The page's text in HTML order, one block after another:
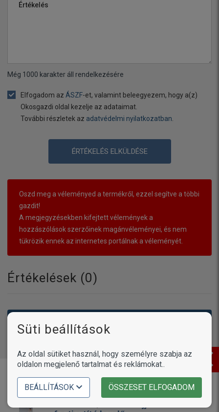
Értékelés
Még 1000 karakter áll rendelkezésére
Elfogadom az ÁSZF-et, valamint beleegyezem, hogy a(z)
Okosgazdi oldal kezelje az adataimat.
További részletek az adatvédelmi nyilatkozatban
ÉRTÉKELÉS ELKÜLDÉSE
Oszd meg a véleményed a termékről, ezzel segítve a többi
gazdit!
A megjegyzésekben kifejtett vélemények a
hozzászólások szerzőinek magánvéleményei, és nem
tükrözik ennek az internetes portálnak a véleményét.
Értékelések (0)
Még nincsenek hozzászólások. Légy te az első!
Vásárlóink írták
Süti beállítások
Az oldal sütiket használ, hogy személyre szabja az
oldalon megjelenő tartalmat és reklámokat..
BEÁLLÍTÁSOK ÖSSZESET ELFOGADOM